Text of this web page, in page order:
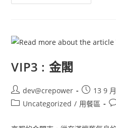
VIP3 : 金閣
dev@crepower
13 9
Uncategorized / 用餐區